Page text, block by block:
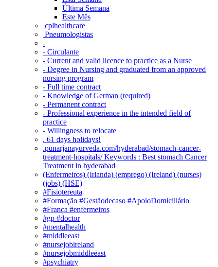
Última Semana
Este Mês
‎ cplhealthcare‬
Pneumologistas
-
- Circulante
- Current and valid licence to practice as a Nurse
- Degree in Nursing and graduated from an approved
nursing program
- Full time contract
- Knowledge of German (required)
- Permanent contract
- Professional experience in the intended field of
practice
- Willingness to relocate
. 61 days holidays!
.punarjanayurveda.com/hyderabad/stomach-cancer-
treatment-hospitals/ Keywords : Best stomach Cancer
Treatment in hyderabad
(Enfermeiros) (Irlanda) (emprego) (Ireland) (nurses)
(jobs) (HSE)
#Fisiotereuta
#Formação #Gestãodecaso #ApoioDomiciliário
#França #enfermeiros
#gp #doctor
#mentalhealth
#middleeast
#nursejobireland
#nursejobmiddleeast
#psychiatry